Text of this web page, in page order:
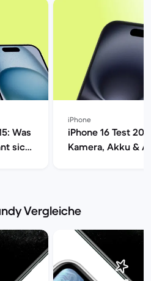
Was
sich
iPhone
iPhone 16 Test
Kamera, Akku &
Vergleiche